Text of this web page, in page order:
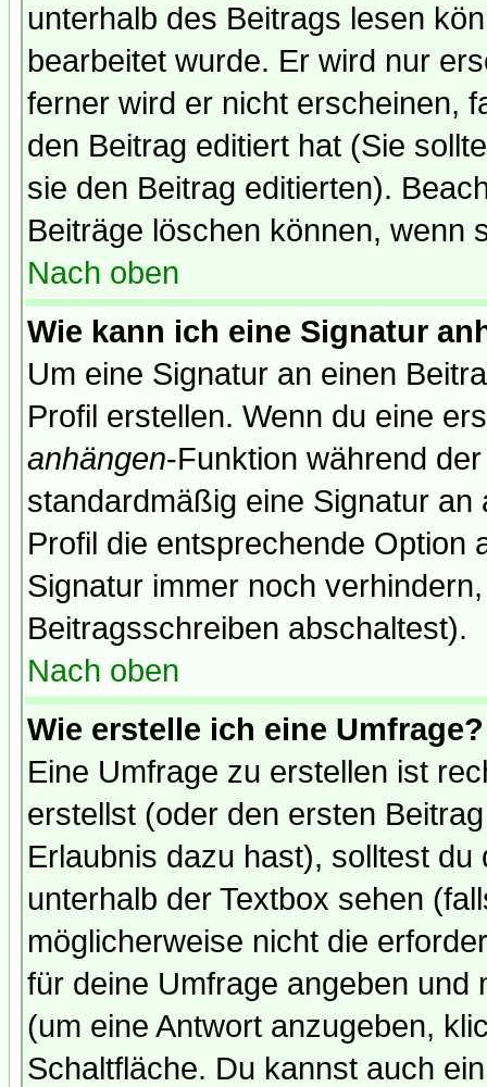
unterhalb des Beitrags lesen
bearbeitet wurde. Er wird nur
ferner wird er nicht erscheinen,
den Beitrag editiert hat (Sie
sie den Beitrag editierten).
Beiträge löschen können, wenn
Nach oben
Wie kann ich eine Signatur
Um eine Signatur an einen
Profil erstellen. Wenn du eine
anhängen-Funktion während
standardmäßig eine Signatur
Profil die entsprechende Option
Signatur immer noch
Beitragsschreiben abschaltest).
Nach oben
Wie erstelle ich eine Umfrage?
Eine Umfrage zu erstellen ist
erstellst (oder den ersten
Erlaubnis dazu hast), solltest
unterhalb der Textbox sehen
möglicherweise nicht die
für deine Umfrage angeben und
(um eine Antwort anzugeben,
Schaltfläche. Du kannst auch